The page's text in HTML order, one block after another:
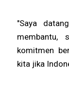
"Saya
membantu,
komitmen
kita jika